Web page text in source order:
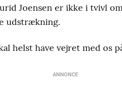
Joensen er ikke i tvivl
udstrækning.
helst have vejret med os
ANNONCE